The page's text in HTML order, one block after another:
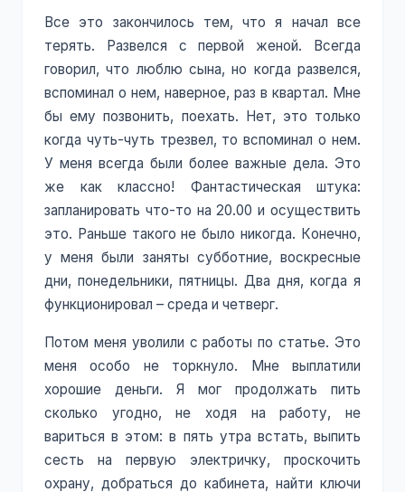
Все это закончилось тем, что я начал все
терять. Развелся с первой женой. Всегда
говорил, что люблю сына, но когда развелся,
вспоминал о нем, наверное, раз в квартал. Мне
бы ему позвонить, поехать. Нет, это только
когда чуть-чуть трезвел, то вспоминал о нем.
У меня всегда были более важные дела. Это
же как классно! Фантастическая штука:
запланировать что-то на 20.00 и осуществить
это. Раньше такого не было никогда. Конечно,
у меня были заняты субботние, воскресные
дни, понедельники, пятницы. Два дня, когда я
функционировал – среда и четверг.
Потом меня уволили с работы по статье. Это
меня особо не торкнуло. Мне выплатили
хорошие деньги. Я мог продолжать пить
сколько угодно, не ходя на работу, не
вариться в этом: в пять утра встать, выпить
сесть на первую электричку, проскочить
охрану, добраться до кабинета, найти ключи